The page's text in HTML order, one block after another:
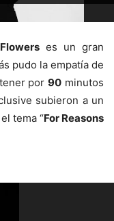
Flowers es un gran
pudo la empatía de
por90 minutos
subieron a un
tema “For Reasons